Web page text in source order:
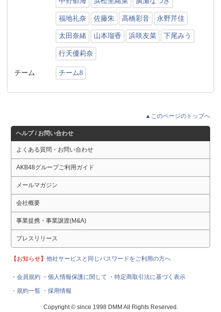
福地礼奈 佐藤朱 高橋彩音 永野芹佳
太田奈緒 山本瑠香 浜咲友菜 下尾みう
行天優莉奈
チーム チーム8
▲このページのトップへ
ヘルプ / お問い合わせ
よくある質問・お問い合わせ
AKB48グループご利用ガイド
メールマガジン
会社概要
事業提携・事業譲渡(M&A)
プレスリリース
【お知らせ】他社サービスと同じパスワードをご利用の方へ
・会員規約 ・個人情報保護に関して
・特定商取引法に基づく表示
・規約一覧 ・採用情報
Copyright © since 1998 DMM All Rights Reserved.